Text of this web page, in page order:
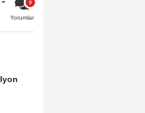
Yorumlar